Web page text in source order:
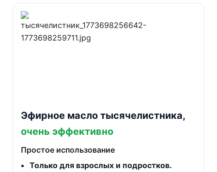
Эфирное масло тысячелистника,
очень эффективно
Простое использование
Только для взрослых и подростков.